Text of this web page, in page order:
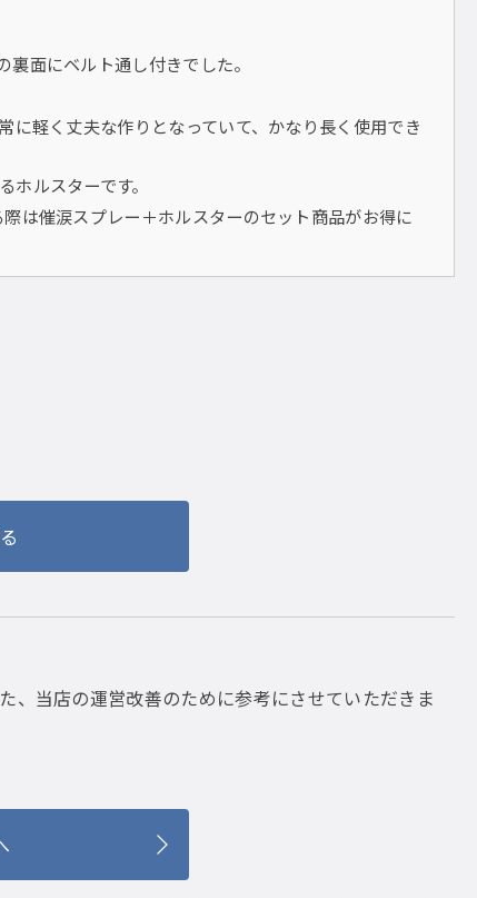
面にベルト通し付きでした。
軽く丈夫な作りとなっていて、かなり長く使用でき
ルスターです。
は催涙スプレー＋ホルスターのセット商品がお得に
、当店の運営改善のために参考にさせていただきま